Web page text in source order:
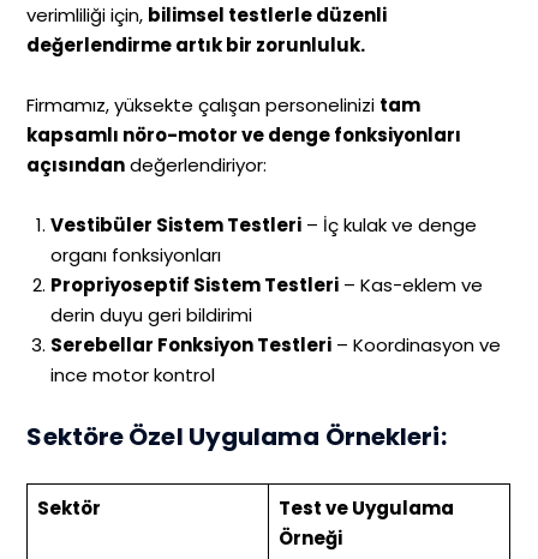
verimliliği için, bilimsel testlerle düzenli
değerlendirme artık bir zorunluluk.
Firmamız, yüksekte çalışan personelinizi tam
kapsamlı nöro-motor ve denge fonksiyonları
açısındandeğerlendiriyor:
Vestibüler Sistem Testleri – İç kulak ve denge
organı fonksiyonları
Propriyoseptif Sistem Testleri – Kas-eklem ve
derin duyu geri bildirimi
Serebellar Fonksiyon Testleri – Koordinasyon ve
ince motor kontrol
Sektöre Özel Uygulama Örnekleri:
Sektör
Test ve Uygulama
Örneği